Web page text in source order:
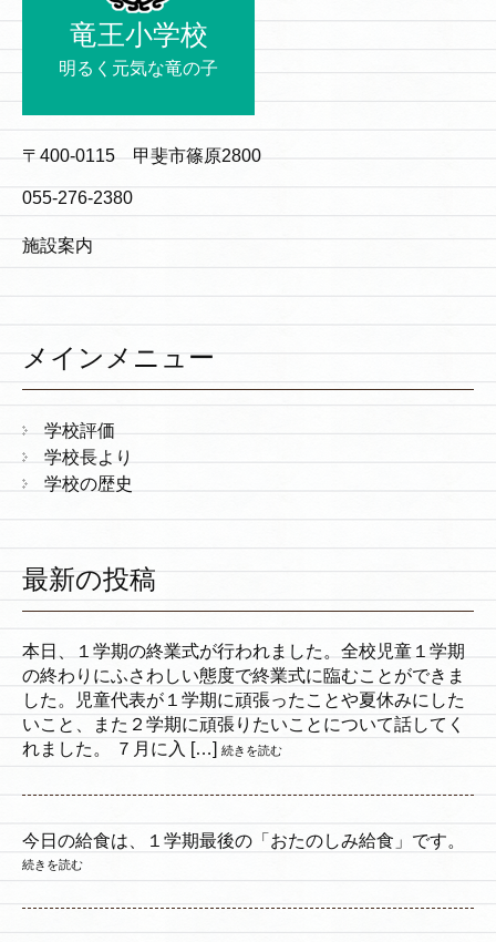
竜王小学校
明るく元気な竜の子
〒400-0115 甲斐市篠原2800
055-276-2380
施設案内
メインメニュー
学校評価
学校長より
学校の歴史
最新の投稿
本日、１学期の終業式が行われました。全校児童１学期
の終わりにふさわしい態度で終業式に臨むことができま
した。児童代表が１学期に頑張ったことや夏休みにした
いこと、また２学期に頑張りたいことについて話してく
れました。 ７月に入 […] 続きを読む
今日の給食は、１学期最後の「おたのしみ給食」です。
続きを読む